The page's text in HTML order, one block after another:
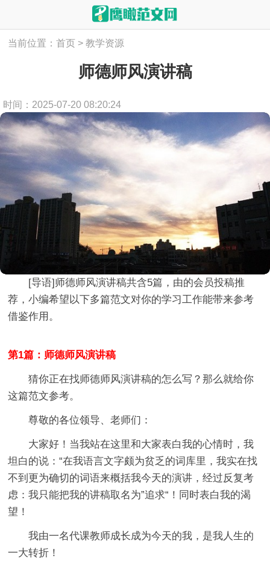
当前位置：首页 > 教学资源
师德师风演讲稿
时间：2025-07-20 08:20:24
[导语]师德师风演讲稿共含5篇，由的会员投稿推
荐，小编希望以下多篇范文对你的学习工作能带来参考
借鉴作用。
第1篇：师德师风演讲稿
猜你正在找师德师风演讲稿的怎么写？那么就给你
这篇范文参考。
尊敬的各位领导、老师们：
大家好！当我站在这里和大家表白我的心情时，我
坦白的说：“在我语言文字颇为贫乏的词库里，我实在找
不到更为确切的词语来概括我今天的演讲，经过反复考
虑：我只能把我的讲稿取名为”追求“！同时表白我的渴
望！
我由一名代课教师成长成为今天的我，是我人生的
一大转折！